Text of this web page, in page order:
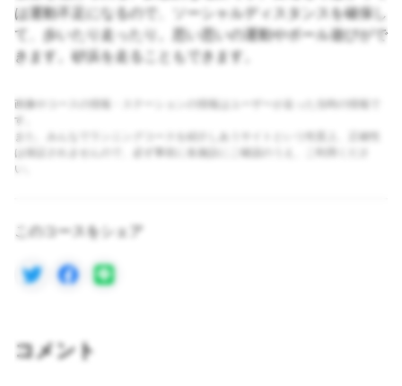
は運動不足になるので、ソーシャルディスタンスを確保し
て、歩いたり走ったり。思い思いの運動やボール遊びがで
きます。砂浜を走ることもできます。
画像やコースの情報・ステーションの情報はユーザーが走った当時の情報で
す。
また、みんなでランニングコースを紹介しあうサイトという性質上、正確性
は保証されませんので、必ず事前に各施設にご確認のうえ、ご利用くださ
い。
このコースをシェア
コメント